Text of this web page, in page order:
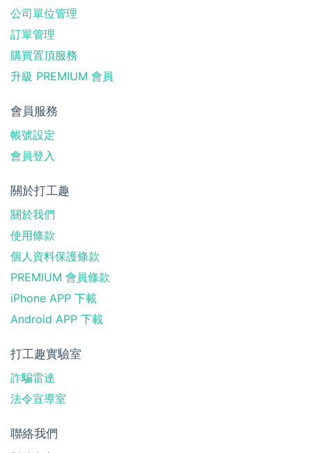
公司單位管理
訂單管理
購買置頂服務
升級 PREMIUM 會員
會員服務
帳號設定
會員登入
關於打工趣
關於我們
使用條款
個人資料保護條款
PREMIUM 會員條款
iPhone APP 下載
Android APP 下載
打工趣實驗室
詐騙雷達
法令宣導室
聯絡我們